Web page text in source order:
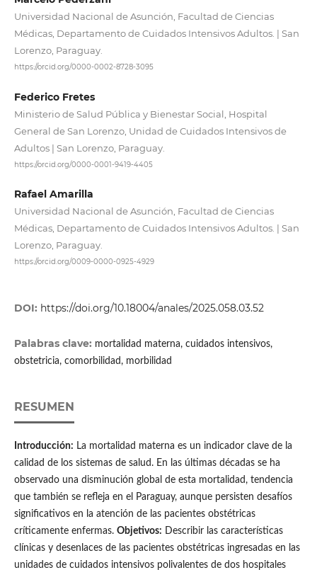
Universidad Nacional de Asunción, Facultad de Ciencias
Médicas, Departamento de Cuidados Intensivos Adultos. | San
Lorenzo, Paraguay.
https://orcid.org/0000-0002-8728-3095
Federico Fretes
Ministerio de Salud Pública y Bienestar Social, Hospital
General de San Lorenzo, Unidad de Cuidados Intensivos de
Adultos | San Lorenzo, Paraguay.
https://orcid.org/0000-0001-9419-4405
Rafael Amarilla
Universidad Nacional de Asunción, Facultad de Ciencias
Médicas, Departamento de Cuidados Intensivos Adultos. | San
Lorenzo, Paraguay.
https://orcid.org/0009-0000-0925-4929
DOI: https://doi.org/10.18004/anales/2025.058.03.52
Palabras clave: mortalidad materna, cuidados intensivos,
obstetricia, comorbilidad, morbilidad
RESUMEN
Introducción: La mortalidad materna es un indicador clave de la
calidad de los sistemas de salud. En las últimas décadas se ha
observado una disminución global de esta mortalidad, tendencia
que también se refleja en el Paraguay, aunque persisten desafíos
significativos en la atención de las pacientes obstétricas
críticamente enfermas. Objetivos: Describir las características
clínicas y desenlaces de las pacientes obstétricas ingresadas en las
unidades de cuidados intensivos polivalentes de dos hospitales